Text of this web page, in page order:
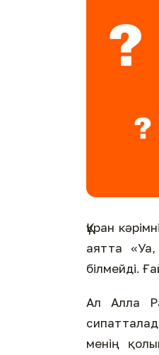
Құран
аятта
білмейді.
Ал Алла
менің